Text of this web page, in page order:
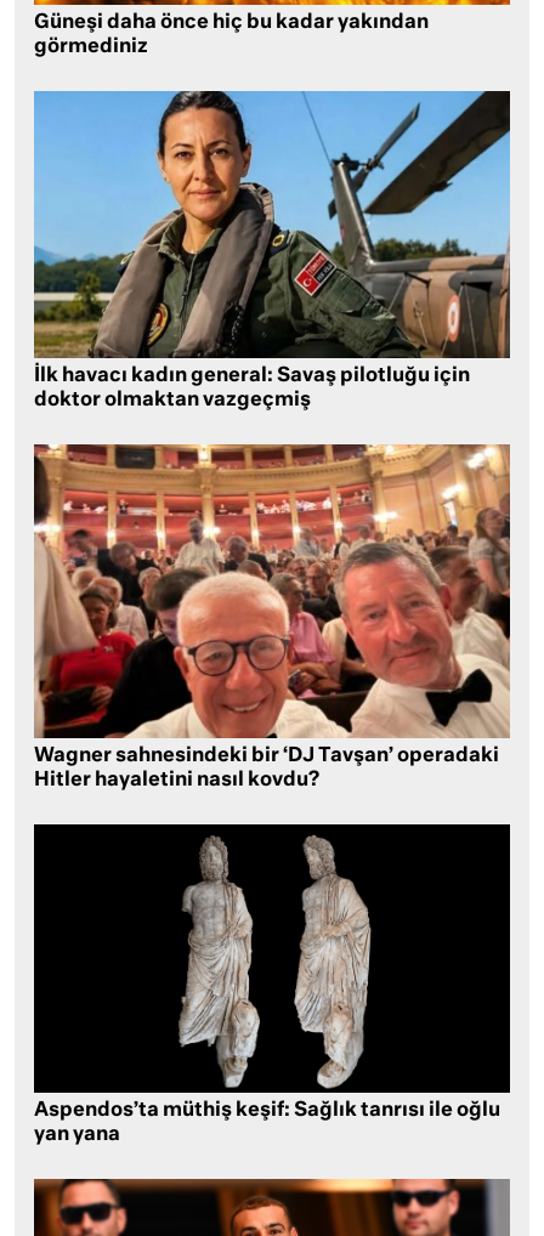
Güneşi daha önce hiç bu kadar yakından
görmediniz
İlk havacı kadın general: Savaş pilotluğu için
doktor olmaktan vazgeçmiş
Wagner sahnesindeki bir ‘DJ Tavşan’ operadaki
Hitler hayaletini nasıl kovdu?
Aspendos’ta müthiş keşif: Sağlık tanrısı ile oğlu
yan yana